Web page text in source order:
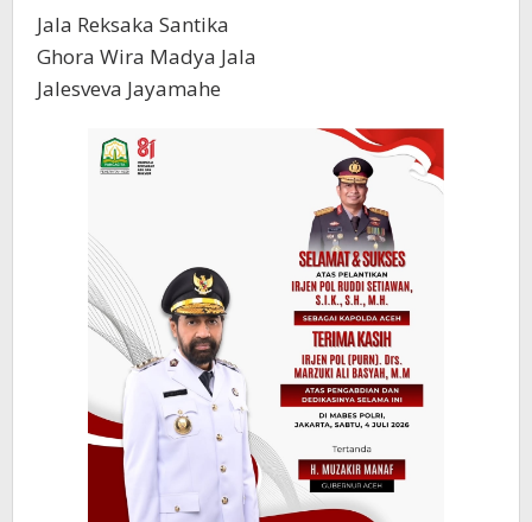
Jala Reksaka Santika
Ghora Wira Madya Jala
Jalesveva Jayamahe